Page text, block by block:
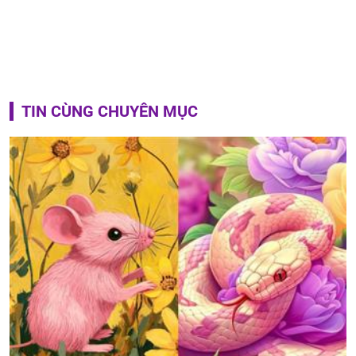
TIN CÙNG CHUYÊN MỤC